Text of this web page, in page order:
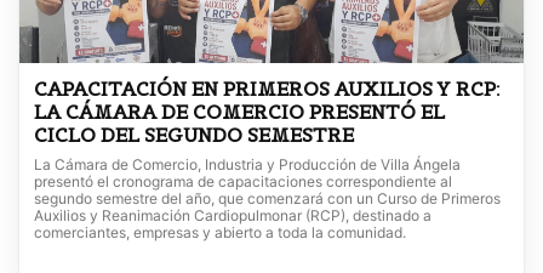
CAPACITACIÓN EN PRIMEROS AUXILIOS Y RCP:
LA CÁMARA DE COMERCIO PRESENTÓ EL
CICLO DEL SEGUNDO SEMESTRE
La Cámara de Comercio, Industria y Producción de Villa Ángela
presentó el cronograma de capacitaciones correspondiente al
segundo semestre del año, que comenzará con un Curso de Primeros
Auxilios y Reanimación Cardiopulmonar (RCP), destinado a
comerciantes, empresas y abierto a toda la comunidad.